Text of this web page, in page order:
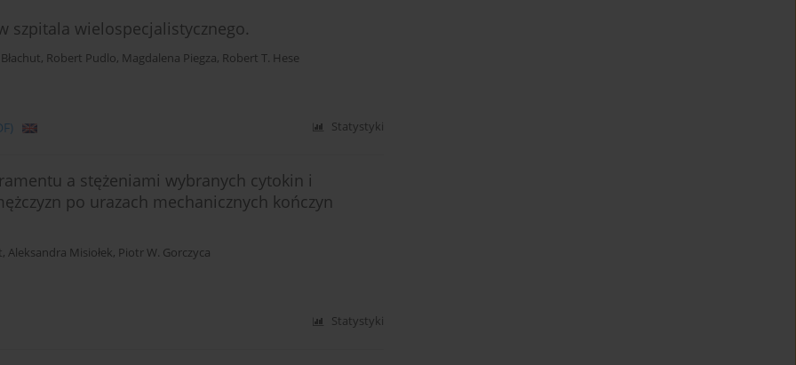
szpitala wielospecjalistycznego.
, Robert Pudlo, Magdalena Piegza, Robert T. Hese
Statystyki
a stężeniami wybranych cytokin i
po urazach mechanicznych kończyn
, Aleksandra Misiołek, Piotr W. Gorczyca
Statystyki